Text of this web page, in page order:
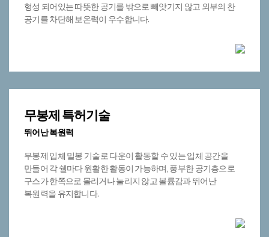
형성 되어있는 따뜻한 공기를 밖으로 빼앗기지 않고 외부의 찬
공기를 차단해 보온력이 우수합니다.
무봉제 특허기술
뛰어난 복원력
​무봉제 입체 밀봉 기술로 다운이 활동할 수 있는 입체 공간을
만들어 각 쉘마다 원활한 활동이 가능하며, 풍부한 공기층으로
구스가 한쪽으로 몰리거나 눌리지 않고 볼륨감과 뛰어난
복원력을 유지합니다.